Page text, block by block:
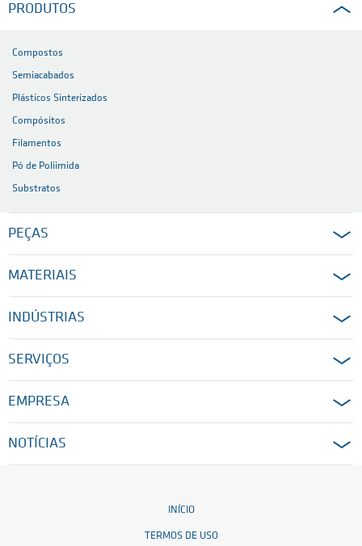
PRODUTOS
Compostos
Semiacabados
Plásticos Sinterizados
Compósitos
Filamentos
Pó de Poliimida
Substratos
PEÇAS
MATERIAIS
INDÚSTRIAS
SERVIÇOS
EMPRESA
NOTÍCIAS
INÍCIO
TERMOS DE USO